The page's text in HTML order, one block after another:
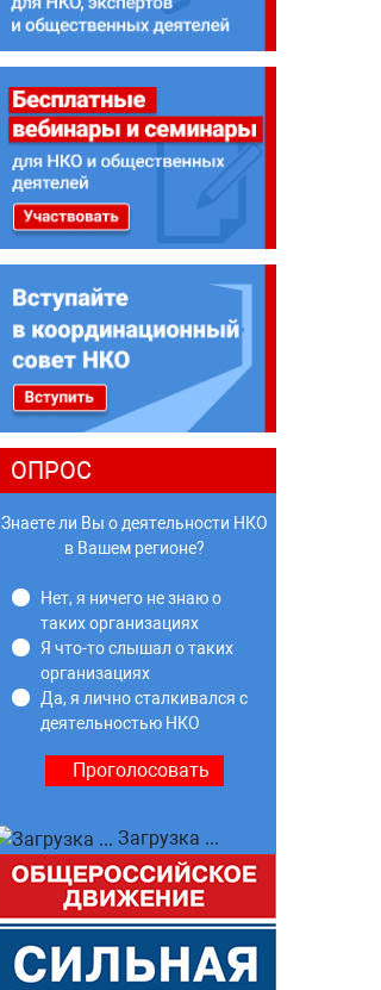
ОПРОС
Знаете ли Вы о деятельности НКО
в Вашем регионе?
Нет, я ничего не знаю о
таких организациях
Я что-то слышал о таких
организациях
Да, я лично сталкивался с
деятельностью НКО
Загрузка ...